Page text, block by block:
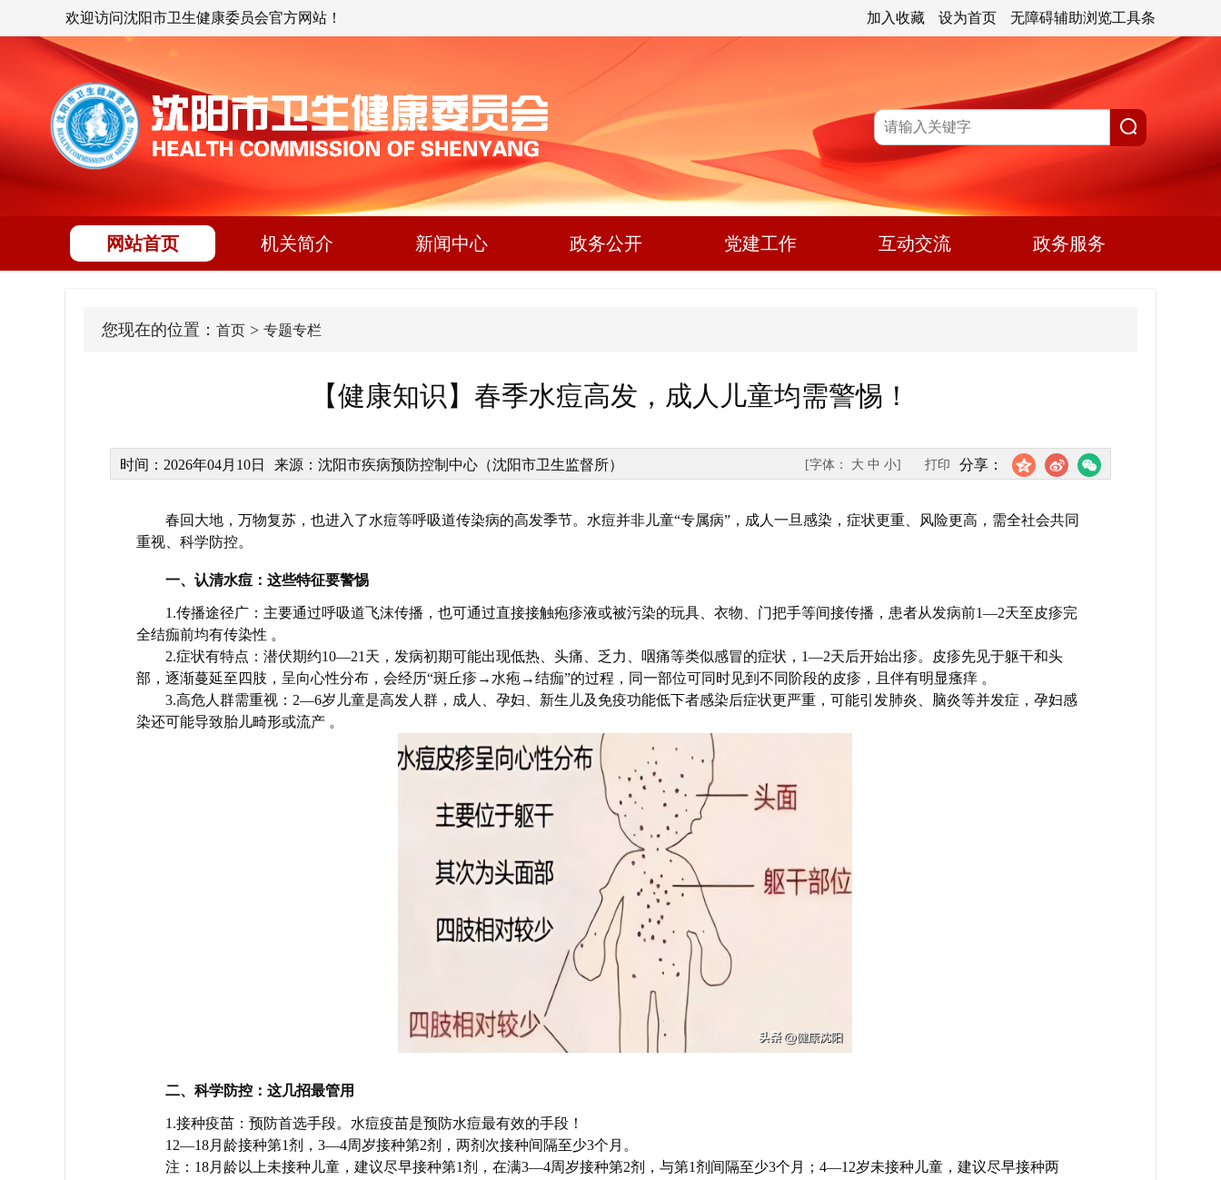
欢迎访问沈阳市卫生健康委员会官方网站！ 无障碍辅助浏览工具条
设为首页
加入收藏
网站首页 机关简介 新闻中心 政务公开 党建工作 互动交流 政务服务
您现在的位置： 首页 > 专题专栏
【健康知识】春季水痘高发，成人儿童均需警惕！
时间：2026年04月10日 来源：沈阳市疾病预防控制中心（沈阳市卫生监督所） 分享：
[字体： 大 中 小] 打印
春回大地，万物复苏，也进入了水痘等呼吸道传染病的高发季节。水痘并非儿童“专属病”，成人一旦感染，症状更重、风险更高，需全社会共同
重视、科学防控。
一、认清水痘：这些特征要警惕
1.传播途径广：主要通过呼吸道飞沫传播，也可通过直接接触疱疹液或被污染的玩具、衣物、门把手等间接传播，患者从发病前1—2天至皮疹完
全结痂前均有传染性 。
2.症状有特点：潜伏期约10—21天，发病初期可能出现低热、头痛、乏力、咽痛等类似感冒的症状，1—2天后开始出疹。皮疹先见于躯干和头
部，逐渐蔓延至四肢，呈向心性分布，会经历“斑丘疹→水疱→结痂”的过程，同一部位可同时见到不同阶段的皮疹，且伴有明显瘙痒 。
3.高危人群需重视：2—6岁儿童是高发人群，成人、孕妇、新生儿及免疫功能低下者感染后症状更严重，可能引发肺炎、脑炎等并发症，孕妇感
染还可能导致胎儿畸形或流产 。
二、科学防控：这几招最管用
1.接种疫苗：预防首选手段。水痘疫苗是预防水痘最有效的手段！
12—18月龄接种第1剂，3—4周岁接种第2剂，两剂次接种间隔至少3个月。
注：18月龄以上未接种儿童，建议尽早接种第1剂，在满3—4周岁接种第2剂，与第1剂间隔至少3个月；4—12岁未接种儿童，建议尽早接种两